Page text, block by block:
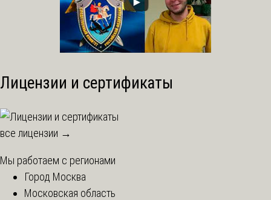
Лицензии и сертификаты
все лицензии →
Мы работаем с регионами
Город Москва
Московская область